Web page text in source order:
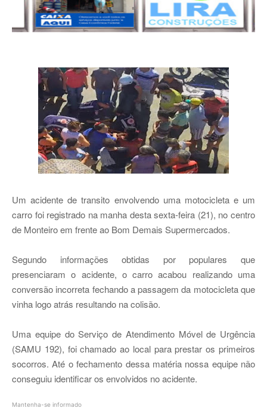
Um acidente de transito envolvendo uma motocicleta e um
carro foi registrado na manha desta sexta-feira (21), no centro
de Monteiro em frente ao Bom Demais Supermercados.
Segundo informações obtidas por populares que
presenciaram o acidente, o carro acabou realizando uma
conversão incorreta fechando a passagem da motocicleta que
vinha logo atrás resultando na colisão.
Uma equipe do Serviço de Atendimento Móvel de Urgência
(SAMU 192), foi chamado ao local para prestar os primeiros
socorros. Até o fechamento dessa matéria nossa equipe não
conseguiu identificar os envolvidos no acidente.
Mantenha-se informado